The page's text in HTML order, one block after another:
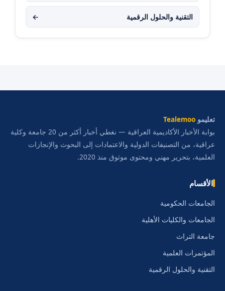
التقنية والحلول الرقمية ←
تعليمو Tealemoo
بوابة الأخبار الأكاديمية العراقية — نغطي أخبار أكثر من 20 جامعة وكلية
عراقية، من التصنيفات الدولية والاعتمادات إلى البحوث والإنجازات
العلمية، بتحرير مهني ومحتوى موثوق منذ 2020.
الأقسام
الجامعات الحكومية
الجامعات والكليات الأهلية
جامعة التراث
المؤتمرات العلمية
التقنية والحلول الرقمية